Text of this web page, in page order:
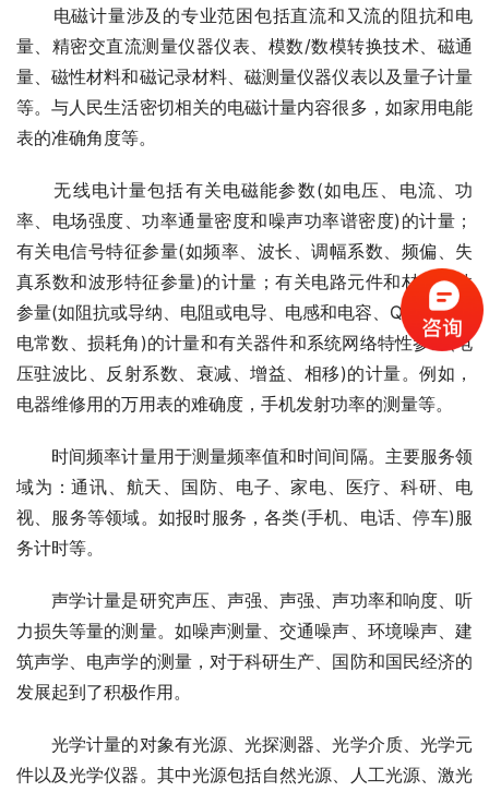
电磁计量涉及的专业范困包括直流和又流的阻抗和电
量、精密交直流测量仪器仪表、模数/数模转换技术、磁通
量、磁性材料和磁记录材料、磁测量仪器仪表以及量子计量
等。与人民生活密切相关的电磁计量内容很多，如家用电能
表的准确角度等。
无线电计量包括有关电磁能参数(如电压、电流、功
率、电场强度、功率通量密度和噪声功率谱密度)的计量；
有关电信号特征参量(如频率、波长、调幅系数、频偏、失
真系数和波形特征参量)的计量；有关电路元件和材料特性
参量(如阻抗或导纳、电阻或电导、电感和电容、Q值、复介
电常数、损耗角)的计量和有关器件和系统网络特性参量(电
压驻波比、反射系数、衰减、增益、相移)的计量。例如，
电器维修用的万用表的难确度，手机发射功率的测量等。
时间频率计量用于测量频率值和时间间隔。主要服务领
域为：通讯、航天、国防、电子、家电、医疗、科研、电
视、服务等领域。如报时服务，各类(手机、电话、停车)服
务计时等。
声学计量是研究声压、声强、声强、声功率和响度、听
力损失等量的测量。如噪声测量、交通噪声、环境噪声、建
筑声学、电声学的测量，对于科研生产、国防和国民经济的
发展起到了积极作用。
光学计量的对象有光源、光探测器、光学介质、光学元
件以及光学仪器。其中光源包括自然光源、人工光源、激光